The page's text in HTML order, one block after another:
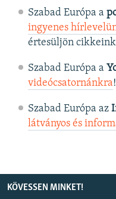
Szabad Európa a
ingyenes
értesüljön
Szabad Európa a
videócsatornánkra!
Szabad Európa az
látványos és
KÖVESSEN MINKET!